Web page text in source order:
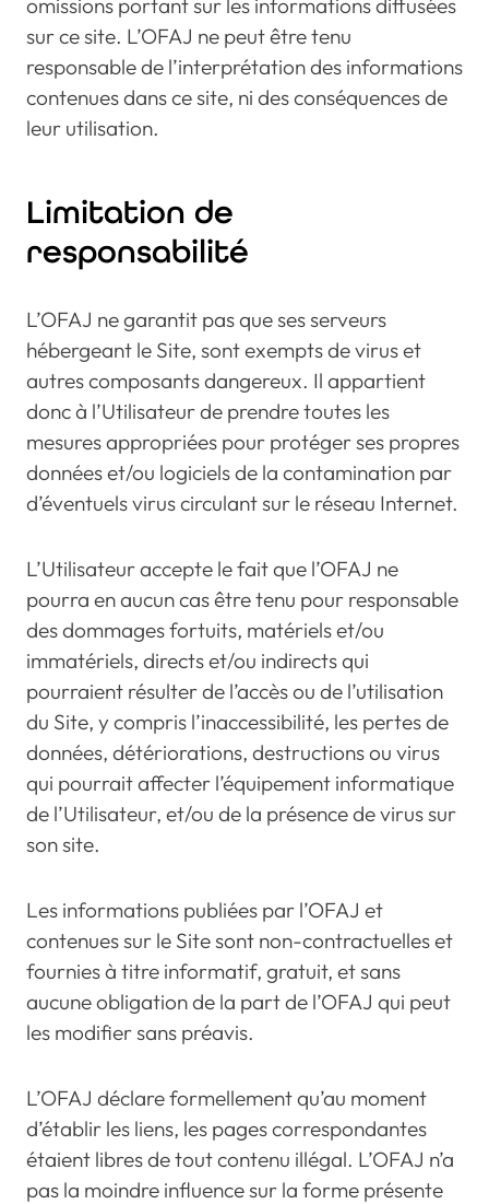
omissions portant sur les informations diffusées
sur ce site. L’OFAJ ne peut être tenu
responsable de l’interprétation des informations
contenues dans ce site, ni des conséquences de
leur utilisation.
Limitation de
responsabilité
L’OFAJ ne garantit pas que ses serveurs
hébergeant le Site, sont exempts de virus et
autres composants dangereux. Il appartient
donc à l’Utilisateur de prendre toutes les
mesures appropriées pour protéger ses propres
données et/ou logiciels de la contamination par
d’éventuels virus circulant sur le réseau Internet.
L’Utilisateur accepte le fait que l’OFAJ ne
pourra en aucun cas être tenu pour responsable
des dommages fortuits, matériels et/ou
immatériels, directs et/ou indirects qui
pourraient résulter de l’accès ou de l’utilisation
du Site, y compris l’inaccessibilité, les pertes de
données, détériorations, destructions ou virus
qui pourrait affecter l’équipement informatique
de l’Utilisateur, et/ou de la présence de virus sur
son site.
Les informations publiées par l’OFAJ et
contenues sur le Site sont non-contractuelles et
fournies à titre informatif, gratuit, et sans
aucune obligation de la part de l’OFAJ qui peut
les modifier sans préavis.
L’OFAJ déclare formellement qu’au moment
d’établir les liens, les pages correspondantes
étaient libres de tout contenu illégal. L’OFAJ n’a
pas la moindre influence sur la forme présente